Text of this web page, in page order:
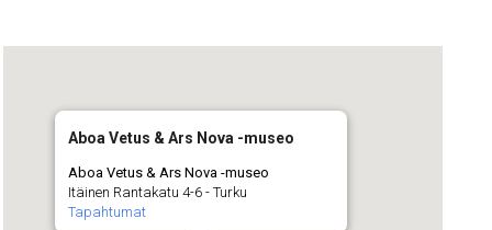
Aboa Vetus & Ars Nova -museo
Aboa Vetus & Ars Nova -museo
Itäinen Rantakatu 4-6 - Turku
Tapahtumat